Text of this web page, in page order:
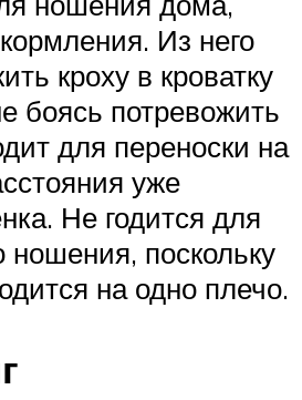
Из него
кроху в кроватку
боясь потревожить
для переноски на
уже
Не годится для
ношения, поскольку
на одно плечо.